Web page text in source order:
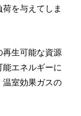
を与えてしま
生可能な資源
エネルギーに
温室効果ガスの